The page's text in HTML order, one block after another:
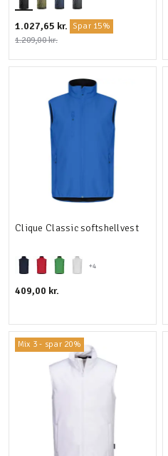
1.027,65 kr. Spar 15%
1.209,00 kr.
+4
Clique Classic softshellvest
409,00 kr.
Mix 3 - spar 20%